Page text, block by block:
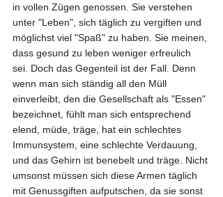
in vollen Zügen genossen. Sie verstehen
unter "Leben", sich täglich zu vergiften und
möglichst viel "Spaß" zu haben. Sie meinen,
dass gesund zu leben weniger erfreulich
sei. Doch das Gegenteil ist der Fall. Denn
wenn man sich ständig all den Müll
einverleibt, den die Gesellschaft als "Essen"
bezeichnet, fühlt man sich entsprechend
elend, müde, träge, hat ein schlechtes
Immunsystem, eine schlechte Verdauung,
und das Gehirn ist benebelt und träge. Nicht
umsonst müssen sich diese Armen täglich
mit Genussgiften aufputschen, da sie sonst